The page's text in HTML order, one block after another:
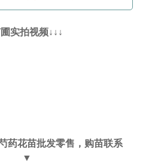
实拍视频↓↓↓
药花苗批发零售，购苗联系
▼